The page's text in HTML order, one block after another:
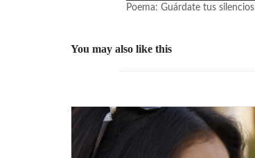
Poema: Guárdate tus silencios
You may also like this